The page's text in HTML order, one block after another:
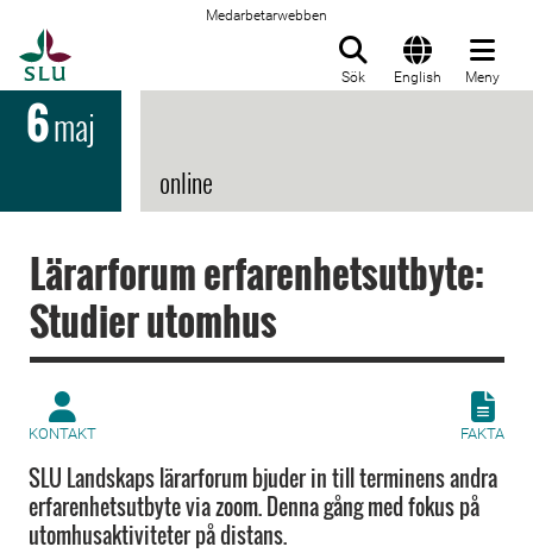
Medarbetarwebben
Sök English Meny
6maj
online
Lärarforum erfarenhetsutbyte:
Studier utomhus
KONTAKT FAKTA
SLU Landskaps lärarforum bjuder in till terminens andra
erfarenhetsutbyte via zoom. Denna gång med fokus på
utomhusaktiviteter på distans.